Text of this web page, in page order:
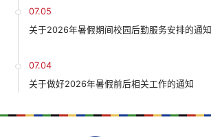
07.05
关于2026年暑假期间校园后勤服务安排的通知
07.04
关于做好2026年暑假前后相关工作的通知